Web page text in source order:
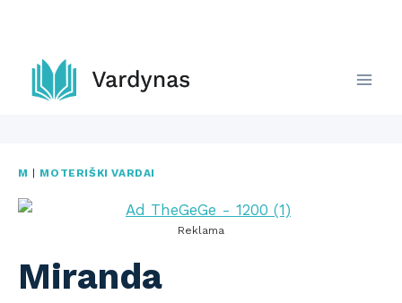
content
M | MOTERIŠKI VARDAI
Reklama
Miranda